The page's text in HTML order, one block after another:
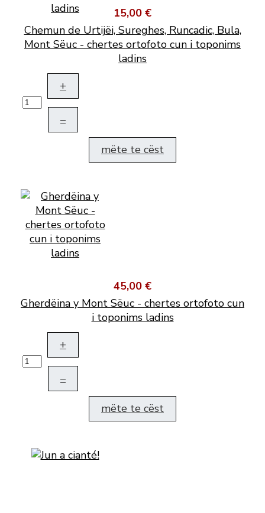
15,00 €
Chemun de Urtijëi, Sureghes, Runcadic, Bula,
Mont Sëuc - chertes ortofoto cun i toponims
ladins
+
–
mëte te cëst
45,00 €
Gherdëina y Mont Sëuc - chertes ortofoto cun
i toponims ladins
+
–
mëte te cëst